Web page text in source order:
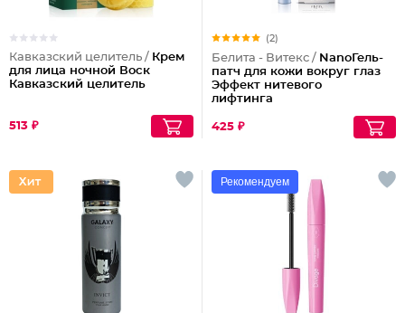
Кавказский целитель / Крем
для лица ночной Воск
Кавказский целитель
513 ₽
(2)
Белита - Витекс / NanoГель-
патч для кожи вокруг глаз
Эффект нитевого
лифтинга
425 ₽
Рекомендуем